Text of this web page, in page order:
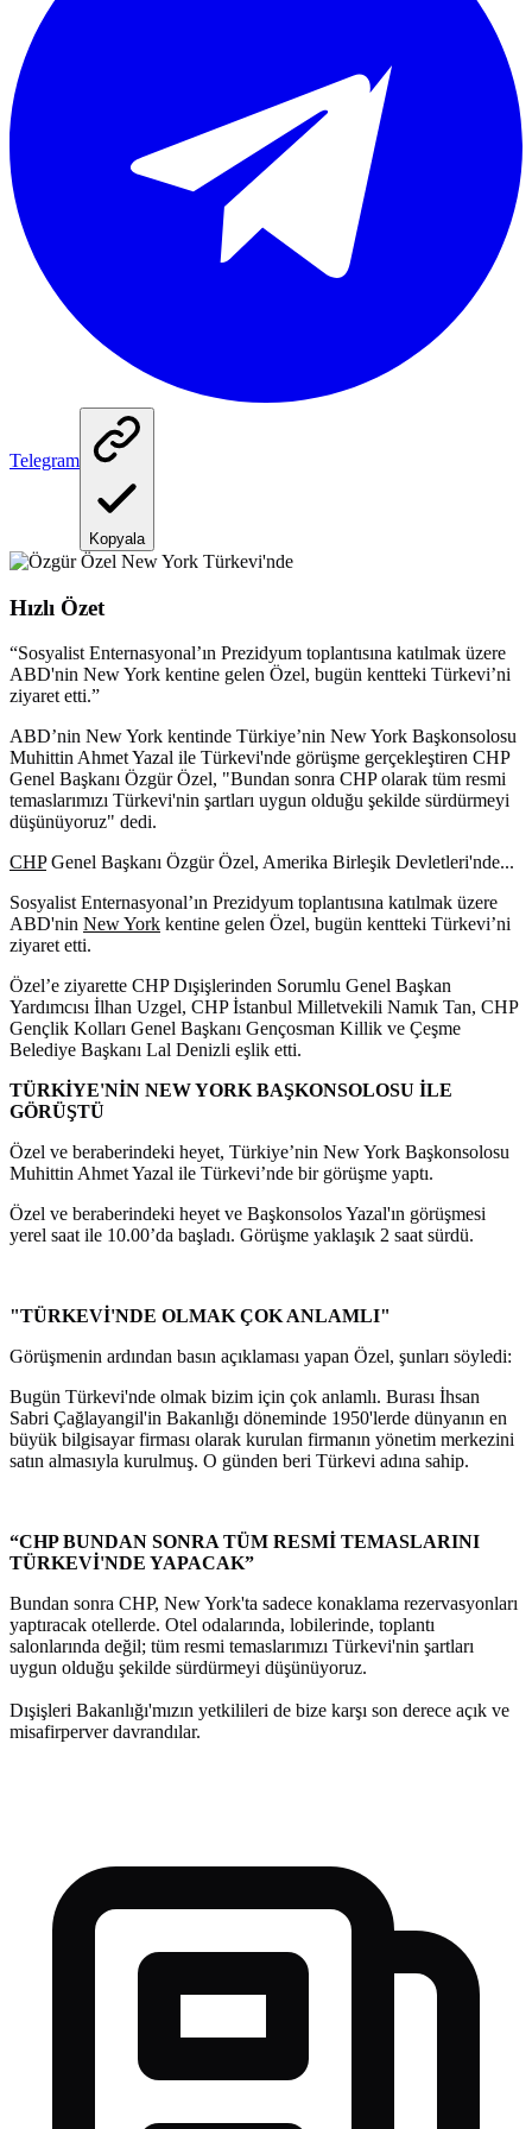
Telegram
Kopyala
Hızlı Özet
“Sosyalist Enternasyonal’ın Prezidyum toplantısına katılmak üzere
ABD'nin New York kentine gelen Özel, bugün kentteki Türkevi’ni
ziyaret etti.”
ABD’nin New York kentinde Türkiye’nin New York Başkonsolosu
Muhittin Ahmet Yazal ile Türkevi'nde görüşme gerçekleştiren CHP
Genel Başkanı Özgür Özel, "Bundan sonra CHP olarak tüm resmi
temaslarımızı Türkevi'nin şartları uygun olduğu şekilde sürdürmeyi
düşünüyoruz" dedi.
CHPGenel Başkanı Özgür Özel, Amerika Birleşik Devletleri'nde...
Sosyalist Enternasyonal’ın Prezidyum toplantısına katılmak üzere
ABD'nin New York kentine gelen Özel, bugün kentteki Türkevi’ni
ziyaret etti.
Özel’e ziyarette CHP Dışişlerinden Sorumlu Genel Başkan
Yardımcısı İlhan Uzgel, CHP İstanbul Milletvekili Namık Tan, CHP
Gençlik Kolları Genel Başkanı Gençosman Killik ve Çeşme
Belediye Başkanı Lal Denizli eşlik etti.
TÜRKİYE'NİN NEW YORK BAŞKONSOLOSU İLE
GÖRÜŞTÜ
Özel ve beraberindeki heyet, Türkiye’nin New York Başkonsolosu
Muhittin Ahmet Yazal ile Türkevi’nde bir görüşme yaptı.
Özel ve beraberindeki heyet ve Başkonsolos Yazal'ın görüşmesi
yerel saat ile 10.00’da başladı. Görüşme yaklaşık 2 saat sürdü.
"TÜRKEVİ'NDE OLMAK ÇOK ANLAMLI"
Görüşmenin ardından basın açıklaması yapan Özel, şunları söyledi:
Bugün Türkevi'nde olmak bizim için çok anlamlı. Burası İhsan
Sabri Çağlayangil'in Bakanlığı döneminde 1950'lerde dünyanın en
büyük bilgisayar firması olarak kurulan firmanın yönetim merkezini
satın almasıyla kurulmuş. O günden beri Türkevi adına sahip.
“CHP BUNDAN SONRA TÜM RESMİ TEMASLARINI
TÜRKEVİ'NDE YAPACAK”
Bundan sonra CHP, New York'ta sadece konaklama rezervasyonları
yaptıracak otellerde. Otel odalarında, lobilerinde, toplantı
salonlarında değil; tüm resmi temaslarımızı Türkevi'nin şartları
uygun olduğu şekilde sürdürmeyi düşünüyoruz.
Dışişleri Bakanlığı'mızın yetkilileri de bize karşı son derece açık ve
misafirperver davrandılar.